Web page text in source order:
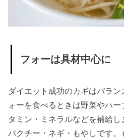
フォーは具材中心に
ダイエット成功のカギはバラ
ォーを食べるときは野菜やハ
タミン・ミネラルなどを補給し
パクチー・ネギ・もやしです